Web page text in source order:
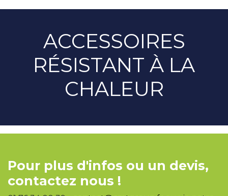
ACCESSOIRES
RÉSISTANT À LA
CHALEUR
Pour plus d'infos ou un devis,
contactez nous !